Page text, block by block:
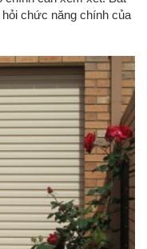
chức năng chính của